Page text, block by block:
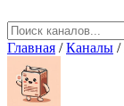
Главная / Каналы /